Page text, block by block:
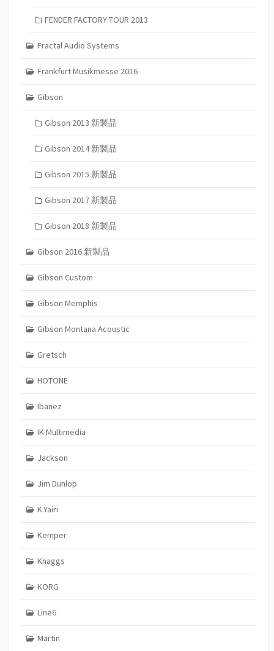
FENDER FACTORY TOUR 2013
Fractal Audio Systems
Frankfurt Musikmesse 2016
Gibson
Gibson 2013 新製品
Gibson 2014 新製品
Gibson 2015 新製品
Gibson 2017 新製品
Gibson 2018 新製品
Gibson 2016 新製品
Gibson Custom
Gibson Memphis
Gibson Montana Acoustic
Gretsch
HOTONE
Ibanez
IK Multimedia
Jackson
Jim Dunlop
K.Yairi
Kemper
Knaggs
KORG
Line6
Martin